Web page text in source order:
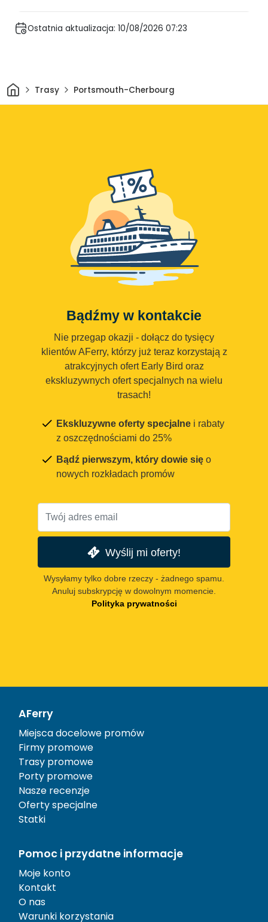
Ostatnia aktualizacja: 10/08/2026 07:23
DomTrasy Portsmouth-Cherbourg
Bądźmy w kontakcie
Nie przegap okazji - dołącz do tysięcy
klientów AFerry, którzy już teraz korzystają z
atrakcyjnych ofert Early Bird oraz
ekskluzywnych ofert specjalnych na wielu
trasach!
Ekskluzywne oferty specjalne i rabaty
z oszczędnościami do 25%
Bądź pierwszym, który dowie się o
nowych rozkładach promów
Wyślij mi oferty!
Wysyłamy tylko dobre rzeczy - żadnego spamu.
Anuluj subskrypcję w dowolnym momencie.
Polityka prywatności
AFerry
Miejsca docelowe promów
Firmy promowe
Trasy promowe
Porty promowe
Nasze recenzje
Oferty specjalne
Statki
Pomoc i przydatne informacje
Moje konto
Kontakt
O nas
Warunki korzystania